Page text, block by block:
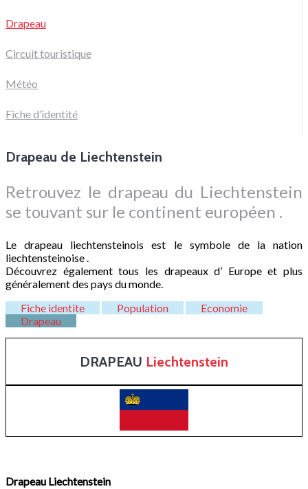
Drapeau
Circuit touristique
Météo
Fiche d’identité
Drapeau de Liechtenstein
Retrouvez le drapeau du Liechtenstein
se touvant sur le continent européen .
Le drapeau liechtensteinois est le symbole de la nation
liechtensteinoise .
Découvrez également tous les drapeaux d’ Europe et plus
généralement des pays du monde.
Fiche identite
Population
Economie
Drapeau
DRAPEAU Liechtenstein
Drapeau Liechtenstein